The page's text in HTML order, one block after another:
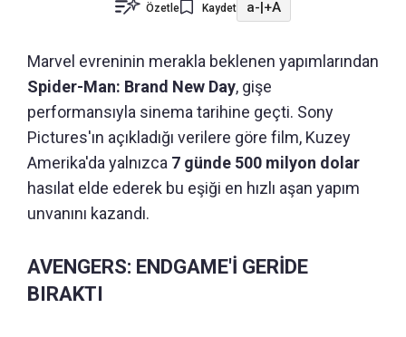
Özetle Kaydet a-|+A
Marvel evreninin merakla beklenen yapımlarından
Spider-Man: Brand New Day, gişe
performansıyla sinema tarihine geçti. Sony
Pictures'ın açıkladığı verilere göre film, Kuzey
Amerika'da yalnızca 7 günde 500 milyon dolar
hasılat elde ederek bu eşiği en hızlı aşan yapım
unvanını kazandı.
AVENGERS: ENDGAME'İ GERİDE
BIRAKTI